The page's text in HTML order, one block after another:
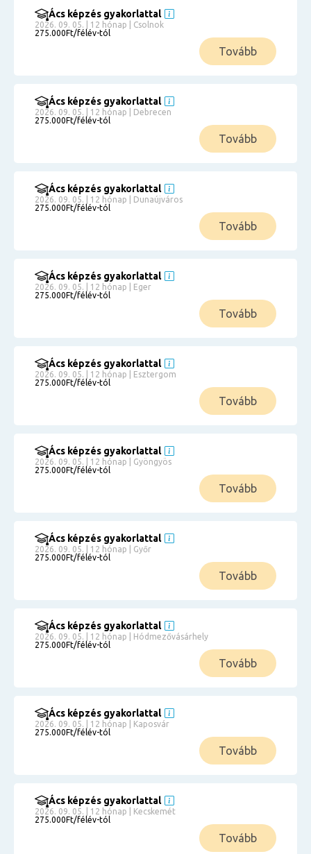
Ács képzés gyakorlattal
2026. 09. 05. | 12 hónap | Csolnok
275.000Ft/félév-tól
Tovább
Ács képzés gyakorlattal
2026. 09. 05. | 12 hónap | Debrecen
275.000Ft/félév-tól
Tovább
Ács képzés gyakorlattal
2026. 09. 05. | 12 hónap | Dunaújváros
275.000Ft/félév-tól
Tovább
Ács képzés gyakorlattal
2026. 09. 05. | 12 hónap | Eger
275.000Ft/félév-tól
Tovább
Ács képzés gyakorlattal
2026. 09. 05. | 12 hónap | Esztergom
275.000Ft/félév-tól
Tovább
Ács képzés gyakorlattal
2026. 09. 05. | 12 hónap | Gyöngyös
275.000Ft/félév-tól
Tovább
Ács képzés gyakorlattal
2026. 09. 05. | 12 hónap | Győr
275.000Ft/félév-tól
Tovább
Ács képzés gyakorlattal
2026. 09. 05. | 12 hónap | Hódmezővásárhely
275.000Ft/félév-tól
Tovább
Ács képzés gyakorlattal
2026. 09. 05. | 12 hónap | Kaposvár
275.000Ft/félév-tól
Tovább
Ács képzés gyakorlattal
2026. 09. 05. | 12 hónap | Kecskemét
275.000Ft/félév-tól
Tovább